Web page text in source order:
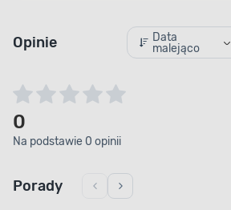
Opinie
Data
malejąco
0
Na podstawie 0 opinii
Porady